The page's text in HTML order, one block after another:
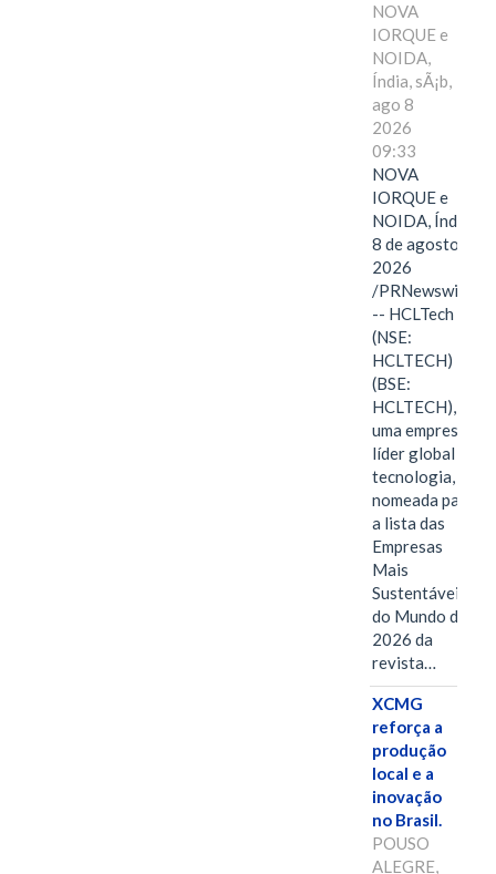
NOVA
IORQUE e
NOIDA,
Índia, sÃ¡b,
ago 8
2026
09:33
NOVA
IORQUE e
NOIDA, Índia,
8 de agosto de
2026
/PRNewswire/
-- HCLTech
(NSE:
HCLTECH)
(BSE:
HCLTECH),
uma empresa
líder global em
tecnologia, foi
nomeada para
a lista das
Empresas
Mais
Sustentáveis
do Mundo de
2026 da
revista…
XCMG
reforça a
produção
local e a
inovação
no Brasil.
POUSO
ALEGRE,